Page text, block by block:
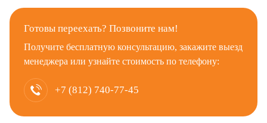
Готовы переехать? Позвоните нам!
Получите бесплатную консультацию, закажите выезд
менеджера или узнайте стоимость по телефону:
+7 (812) 740-77-45